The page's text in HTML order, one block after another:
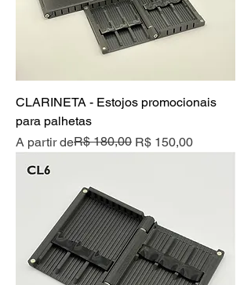
CLARINETA - Estojos promocionais
para palhetas
A partir de
Preço normalR$ 180,00 R$ 150,00
Preço promocional